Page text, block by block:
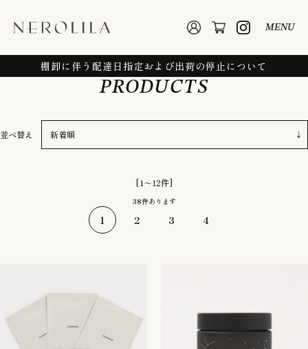
MENU
棚卸に伴う配達日指定および出荷の停止について
PRODUCTS
並べ替え
[1～12件]
38件あります
1 2 3 4